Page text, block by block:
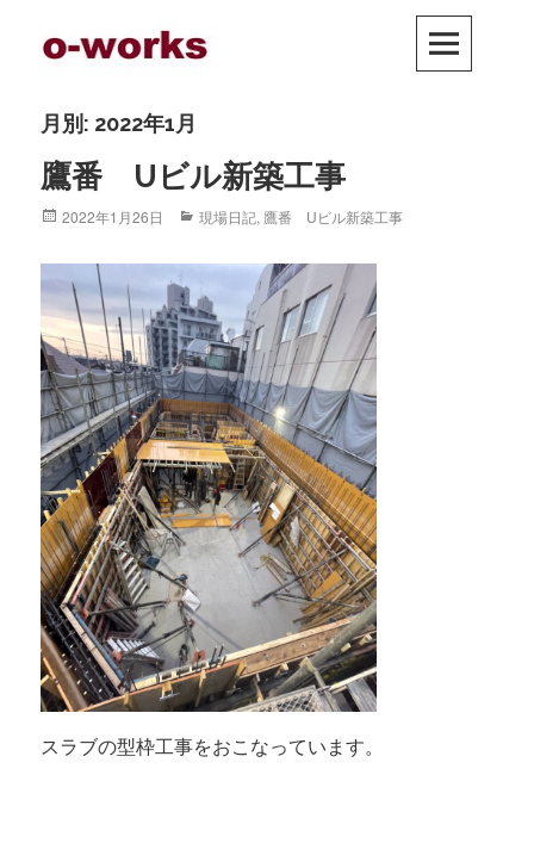
月別: 2022年1月
鷹番 Uビル新築工事
Posted
2022年1月26日 Categories
現場日記, 鷹番 Uビル新築工事
スラブの型枠工事をおこなっています。